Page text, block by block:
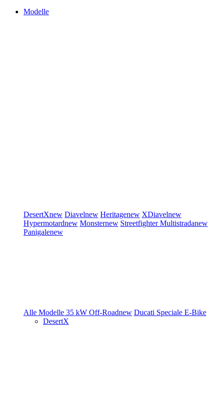
Modelle
DesertXnew Diavelnew Heritagenew XDiavelnew
Hypermotardnew Monsternew StreetfighterMultistradanew
Panigalenew
Alle Modelle 35 kW Off-Roadnew Ducati Speciale E-Bike
DesertX